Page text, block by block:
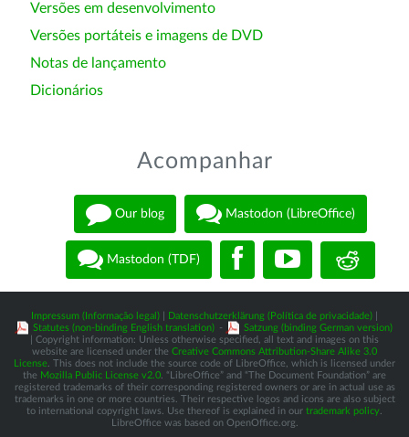
Versões em desenvolvimento
Versões portáteis e imagens de DVD
Notas de lançamento
Dicionários
Acompanhar
Our blog Mastodon (LibreOffice)
Mastodon (TDF)
Impressum (Informação legal) Datenschutzerklärung (Política de privacidade)
Statutes (non-binding English translation) -
Satzung (binding German version)
| Copyright information: Unless otherwise specified, all text and images on this
website are licensed under the Creative Commons Attribution-Share Alike 3.0
License . This does not include the source code of LibreOffice, which is licensed under
the Mozilla Public License v2.0 . “LibreOffice” and “The Document Foundation” are
registered trademarks of their corresponding registered owners or are in actual use as
trademarks in one or more countries. Their respective logos and icons are also subject
to international copyright laws. Use thereof is explained in our trademark policy
LibreOffice was based on OpenOffice.org.